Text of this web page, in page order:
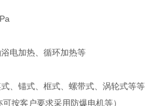
电加热、循环加热等
、锚式、框式、螺带式、涡轮式等等
按客户要求采用防爆电机等）